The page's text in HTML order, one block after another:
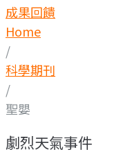
成果回饋
Home
/
科學期刊
/
聖嬰
劇烈天氣事件